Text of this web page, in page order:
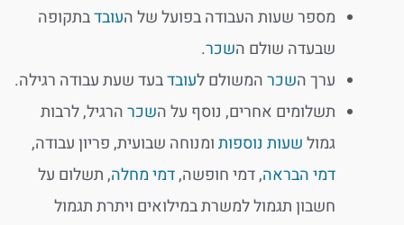
מספר שעות העבודה בפועל של העובדבתקופה
שבעדה שולם השכר.
ערך השכרהמשולם לעובדבעד שעת עבודה רגילה.
תשלומים אחרים, נוסף על השכרהרגיל, לרבות
גמולשעות נוספותומנוחה שבועית, פריון עבודה,
דמי הבראה, דמי חופשה,דמי מחלה, תשלום על
חשבון תגמול למשרת במילואים ויתרת תגמול